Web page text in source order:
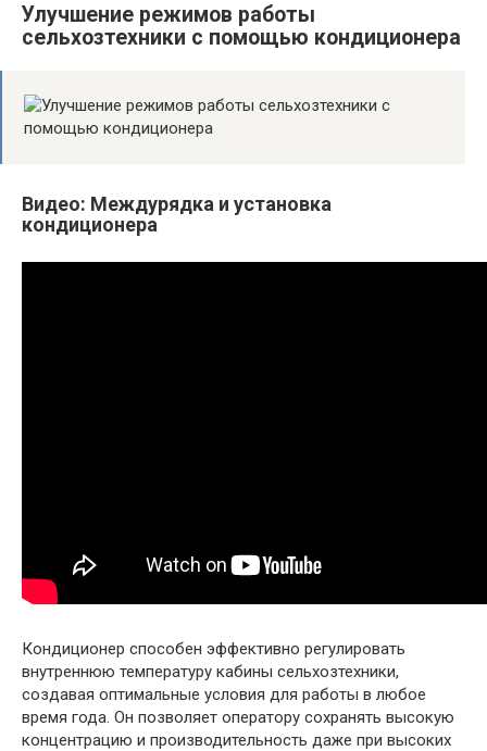
Улучшение режимов работы
сельхозтехники с помощью кондиционера
Видео: Междурядка и установка
кондиционера
Кондиционер способен эффективно регулировать
внутреннюю температуру кабины сельхозтехники,
создавая оптимальные условия для работы в любое
время года. Он позволяет оператору сохранять высокую
концентрацию и производительность даже при высоких